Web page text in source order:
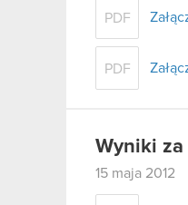
PDF
PDF
Wyniki za
15 maja 2012